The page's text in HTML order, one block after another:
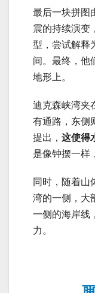
最后一块拼图
震的持续演变
型，尝试解释
间。最终，他
地形上。
迪克森峡湾夹
有通路，东侧
提出， 这使得
是像钟摆一样
同时，随着山
湾的一侧，大
一侧的海岸线
力。